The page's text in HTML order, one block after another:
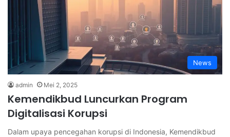
News
admin Mei 2, 2025
Kemendikbud Luncurkan Program
Digitalisasi Korupsi
Dalam upaya pencegahan korupsi di Indonesia, Kemendikbud